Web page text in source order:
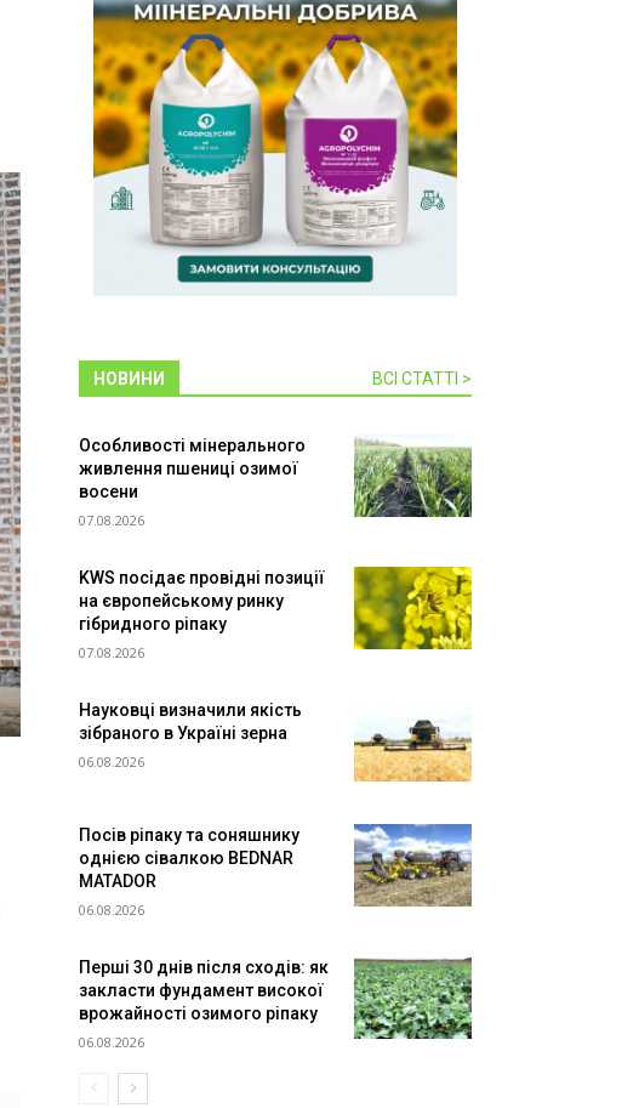
НОВИНИ ВСІ СТАТТІ >
Особливості мінерального
живлення пшениці озимої
восени
07.08.2026
KWS посідає провідні позиції
на європейському ринку
гібридного ріпаку
07.08.2026
Науковці визначили якість
зібраного в Україні зерна
06.08.2026
Посів ріпаку та соняшнику
однією сівалкою BEDNAR
MATADOR
06.08.2026
Перші 30 днів після сходів: як
закласти фундамент високої
врожайності озимого ріпаку
06.08.2026